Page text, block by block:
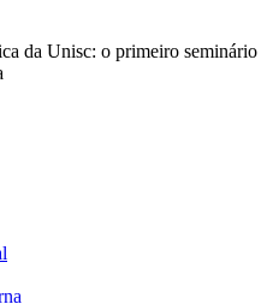
da Unisc: o primeiro seminário